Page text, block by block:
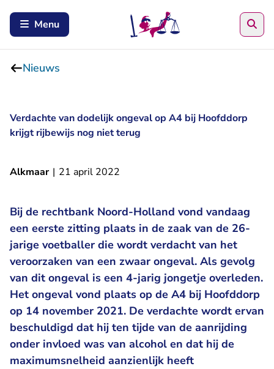
Menu
Nieuws
Verdachte van dodelijk ongeval op A4 bij Hoofddorp
krijgt rijbewijs nog niet terug
Alkmaar | 21 april 2022
Bij de rechtbank Noord-Holland vond vandaag
een eerste zitting plaats in de zaak van de 26-
jarige voetballer die wordt verdacht van het
veroorzaken van een zwaar ongeval. Als gevolg
van dit ongeval is een 4-jarig jongetje overleden.
Het ongeval vond plaats op de A4 bij Hoofddorp
op 14 november 2021. De verdachte wordt ervan
beschuldigd dat hij ten tijde van de aanrijding
onder invloed was van alcohol en dat hij de
maximumsnelheid aanzienlijk heeft